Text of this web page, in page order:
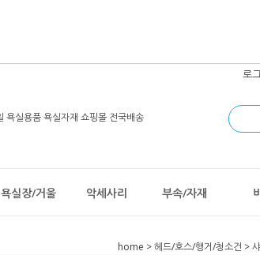
로
욕실장/거울 악세사리 부속/자재
home >헤드/호스/행거/청소건 >